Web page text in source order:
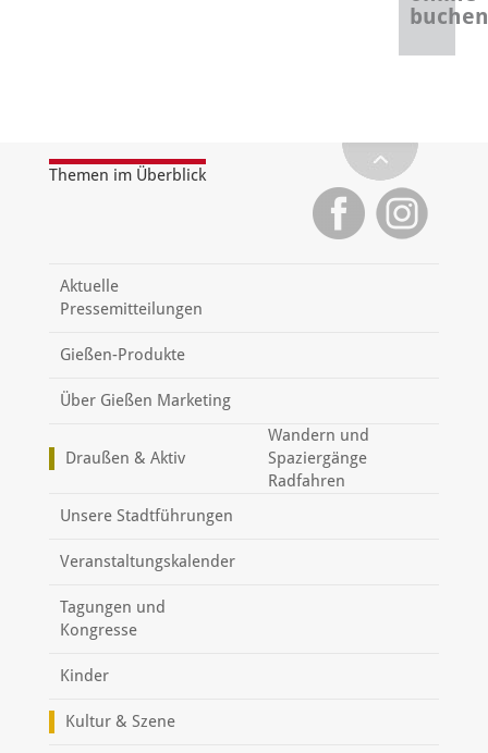
buchen
Themen im Überblick
Aktuelle
Pressemitteilungen
Gießen-Produkte
Über Gießen Marketing
Draußen & Aktiv
Wandern und
Spaziergänge
Radfahren
Unsere Stadtführungen
Veranstaltungskalender
Tagungen und
Kongresse
Kinder
Kultur & Szene